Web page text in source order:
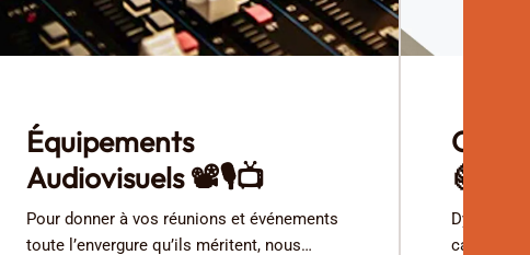
Équipements
Audiovisuels 📽️🎙️📺
Pour donner à vos réunions et événements
toute l’envergure qu’ils méritent, nous
🥐
café